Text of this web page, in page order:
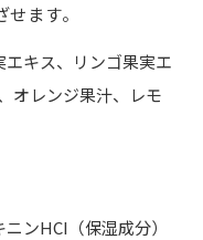
ます。
キス、リンゴ果実エ
オレンジ果汁、レモ
ンHCI（保湿成分）